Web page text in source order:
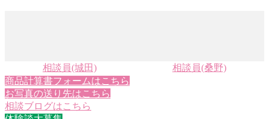
相談員(城田)
相談員(桑野)
商品計算書フォームはこちら
お写真の送り先はこちら
相談ブログはこちら